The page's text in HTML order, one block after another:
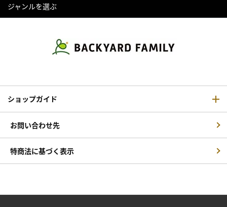
ジャンルを選ぶ
ショップガイド
お問い合わせ先
特商法に基づく表示